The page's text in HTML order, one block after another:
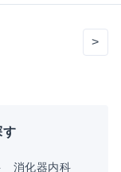
>
す
消化器内科